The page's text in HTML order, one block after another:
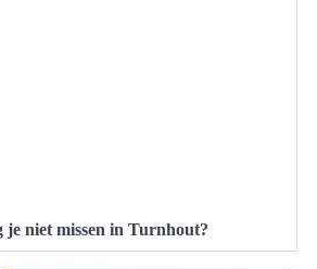
je niet missen in Turnhout?